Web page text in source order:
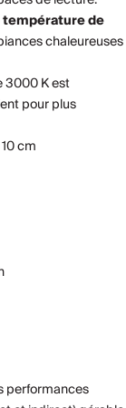
température de
chaleureuses
3000 K est
pour plus
cm
performances